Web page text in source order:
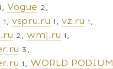
Vogue 2
1 vspru.ru 1 vz.ru 1
2 wmj.ru 1
3
1 WORLD PODIUM